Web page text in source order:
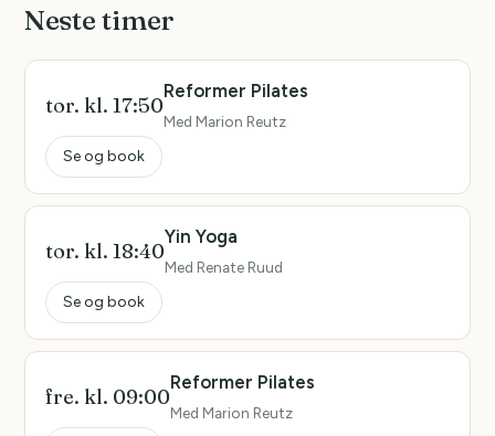
Neste timer
tor. kl. 17:50
Reformer Pilates
Med Marion Reutz
Se og book
tor. kl. 18:40
Yin Yoga
Med Renate Ruud
Se og book
fre. kl. 09:00
Reformer Pilates
Med Marion Reutz